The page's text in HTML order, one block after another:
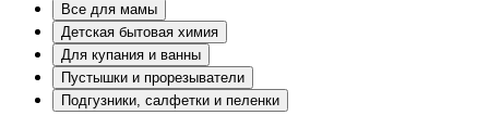
Все для мамы
Детская бытовая химия
Для купания и ванны
Пустышки и прорезыватели
Подгузники, салфетки и пеленки